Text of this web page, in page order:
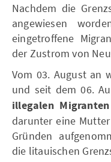
Nachdem die
angewiesen
eingetroffene
der Zustrom von
Vom 03. August an
und seit dem 06.
illegalen Migranten
darunter eine
Gründen
die litauischen